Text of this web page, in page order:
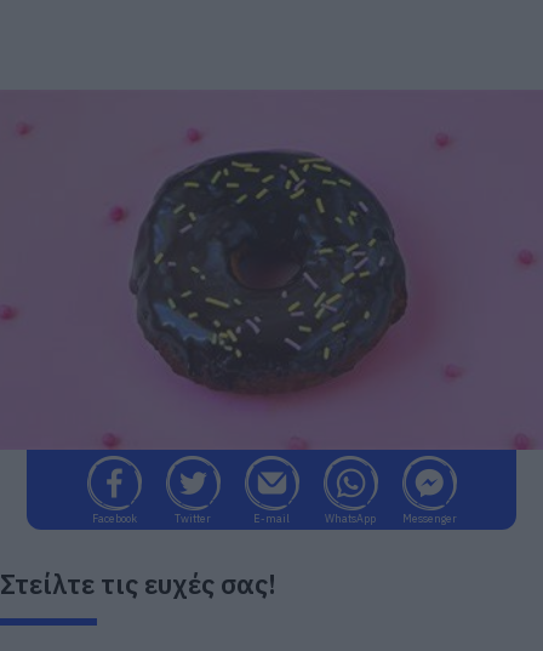
Facebook Twitter E-mail WhatsApp Messenger
Στείλτε τις ευχές σας!